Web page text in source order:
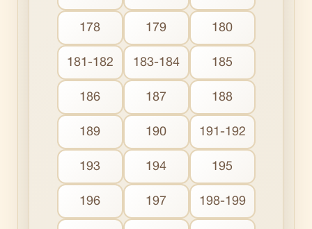
178 179 180
181-182 183-184 185
186 187 188
189 190 191-192
193 194 195
196 197 198-199